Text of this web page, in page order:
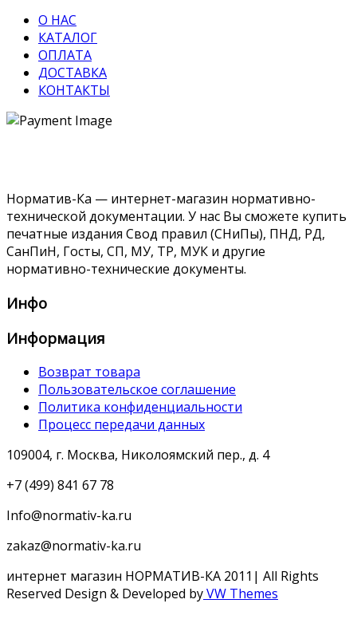
О НАС
КАТАЛОГ
ОПЛАТА
ДОСТАВКА
КОНТАКТЫ
Норматив-Ка — интернет-магазин нормативно-
технической документации. У нас Вы сможете купить
печатные издания Свод правил (СНиПы), ПНД, РД,
СанПиН, Госты, СП, МУ, ТР, МУК и другие
нормативно-технические документы.
Инфо
Информация
Возврат товара
Пользовательское соглашение
Политика конфиденциальности
Процесс передачи данных
109004, г. Москва, Николоямский пер., д. 4
+7 (499) 841 67 78
Info@normativ-ka.ru
zakaz@normativ-ka.ru
интернет магазин НОРМАТИВ-КА 2011| All Rights
Reserved Design & Developed byVW Themes